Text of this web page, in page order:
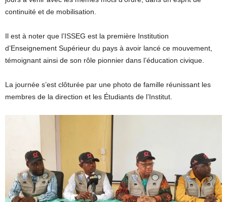
continuité et de mobilisation.
Il est à noter que l’ISSEG est la première Institution
d’Enseignement Supérieur du pays à avoir lancé ce mouvement,
témoignant ainsi de son rôle pionnier dans l’éducation civique.
La journée s’est clôturée par une photo de famille réunissant les
membres de la direction et les Étudiants de l’Institut.